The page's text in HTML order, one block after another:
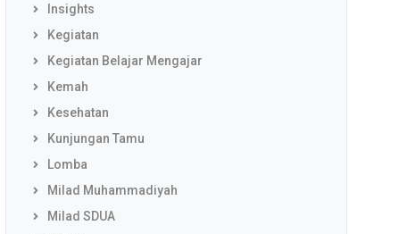
Insights
Kegiatan
Kegiatan Belajar Mengajar
Kemah
Kesehatan
Kunjungan Tamu
Lomba
Milad Muhammadiyah
Milad SDUA